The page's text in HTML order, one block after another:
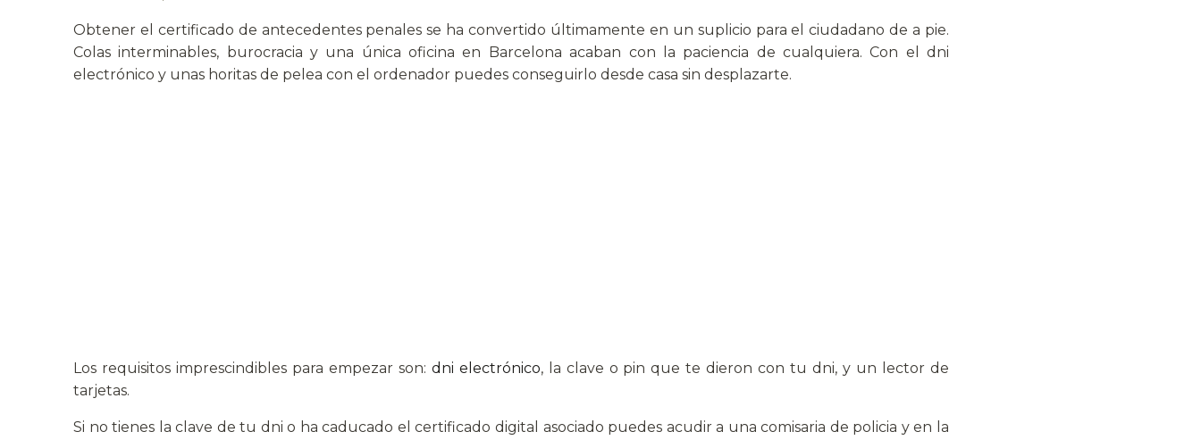
Obtener el certificado de antecedentes penales se ha convertido últimamente en un suplicio para el ciudadano de a pie.
Colas interminables, burocracia y una única oficina en Barcelona acaban con la paciencia de cualquiera. Con el dni
electrónico y unas horitas de pelea con el ordenador puedes conseguirlo desde casa sin desplazarte.
Los requisitos imprescindibles para empezar son: dni electrónico, la clave o pin que te dieron con tu dni, y un lector de
tarjetas.
Si no tienes la clave de tu dni o ha caducado el certificado digital asociado puedes acudir a una comisaria de policia y en la